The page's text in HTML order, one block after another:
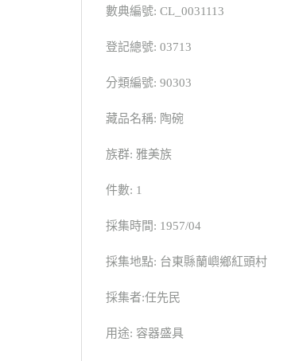
數典編號: CL_0031113
登記總號: 03713
分類編號: 90303
藏品名稱: 陶碗
族群: 雅美族
件數: 1
採集時間: 1957/04
採集地點: 台東縣蘭嶼鄉紅頭村
採集者:任先民
用途: 容器盛具